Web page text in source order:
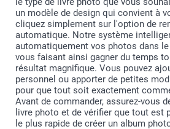
compte > mes créations“
un modèle de design qui convient à
cliquez simplement sur l'option de
automatique. Notre système
automatiquement vos photos dans
vous faisant ainsi gagner du temps
résultat magnifique. Vous pouvez
personnel ou apporter de petites
pour que tout soit exactement
Avant de commander, assurez-vous
livre photo et de vérifier que tout est
le plus rapide de créer un album